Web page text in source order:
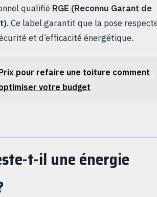
qualifié RGE (Reconnu Garant de
. Ce label garantit que la pose
et d’efficacité énergétique.
pour refaire une toiture comment
votre budget
t-il une énergie